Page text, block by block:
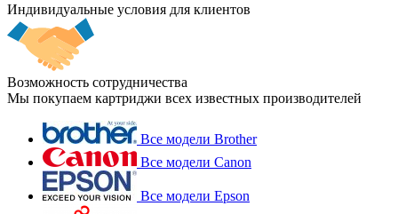
Индивидуальные условия для клиентов
Возможность сотрудничества
Мы покупаем картриджи всех известных производителей
Все модели Brother
Все модели Canon
Все модели Epson